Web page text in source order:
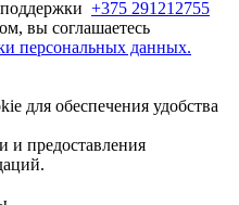
+375 291212755
вы соглашаетесь
персональных данных.
для обеспечения удобства
и предоставления